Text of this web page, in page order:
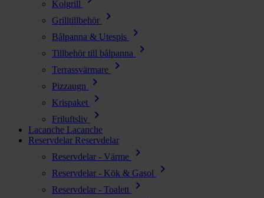
Kolgrill
Grilltillbehör chevron_right
Bålpanna & Utespis chevron_right
Tillbehör till bålpanna chevron_right
Terrassvärmare chevron_right
Pizzaugn chevron_right
Krispaket chevron_right
Friluftsliv chevron_right
Lacanche Lacanche
Reservdelar Reservdelar
Reservdelar - Värme
chevron_right
Reservdelar - Kök & Gasol chevron_right
Reservdelar - Toalett chevron_right